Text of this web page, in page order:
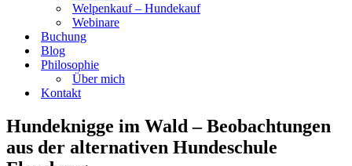
Welpenkauf – Hundekauf
Webinare
Buchung
Blog
Philosophie
Über mich
Kontakt
Hundeknigge im Wald – Beobachtungen
aus der alternativen Hundeschule